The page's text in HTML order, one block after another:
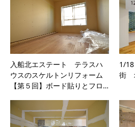
入船北エステート テラスハ
ウスのスケルトンリフォーム
【第５回】ボード貼りとフロ…
1/
街